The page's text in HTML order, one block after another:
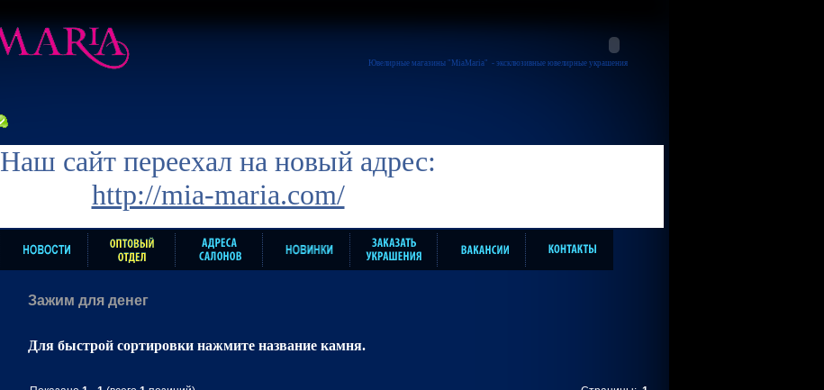
Ювелирные магазины "MiaMaria" - эксклюзивные ювелирные украшения
Наш сайт переехал на новый адрес:
http://mia-maria.com/
Зажим для денег
Для быстрой сортировки нажмите название камня.